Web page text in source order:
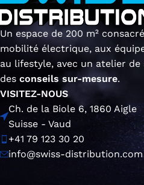
Un espace de 200 m²
mobilité électrique, aux
au lifestyle, avec un atelier de
des conseils sur-mesure.
VISITEZ-NOUS
Ch. de la Biole 6, 1860 Aigle
Suisse - Vaud
+41 79 123 30 20
info@swiss-distribution.com